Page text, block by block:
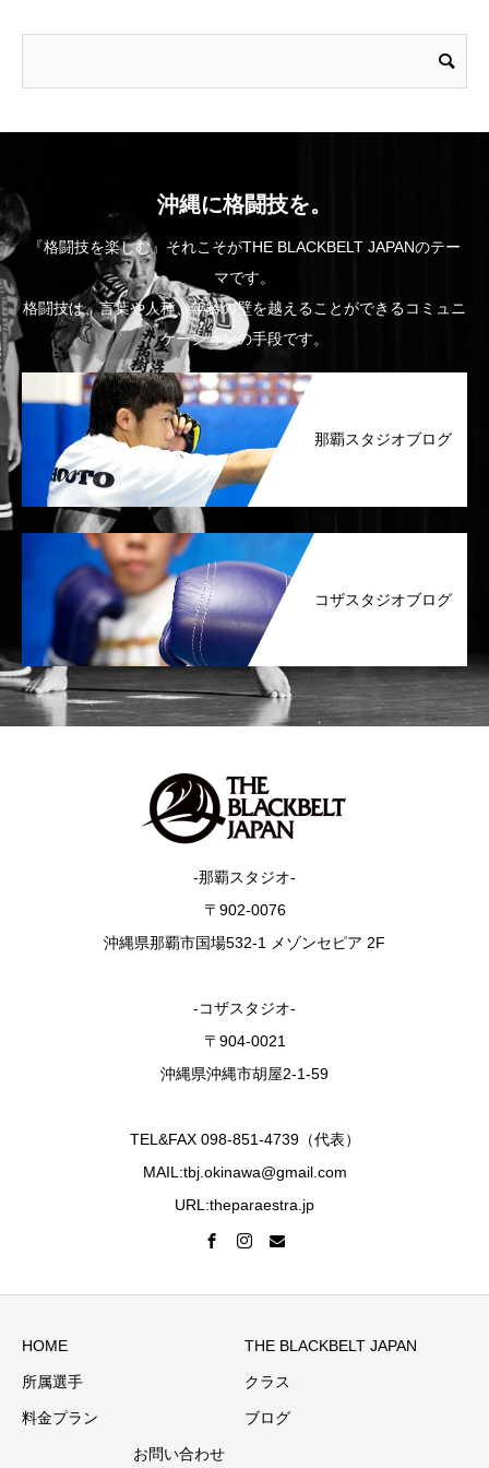
沖縄に格闘技を。
『格闘技を楽しむ』それこそがTHE BLACKBELT JAPANのテー
マです。
格闘技は、言葉や人種、年齢の壁を越えることができるコミュニ
ケーションの手段です。
那覇スタジオブログ
コザスタジオブログ
-那覇スタジオ-
〒902-0076
沖縄県那覇市国場532-1 メゾンセピア 2F
-コザスタジオ-
〒904-0021
沖縄県沖縄市胡屋2-1-59
TEL&FAX 098-851-4739（代表）
MAIL:tbj.okinawa@gmail.com
URL:theparaestra.jp
HOME THE BLACKBELT JAPAN
所属選手 クラス
料金プラン ブログ
お問い合わせ